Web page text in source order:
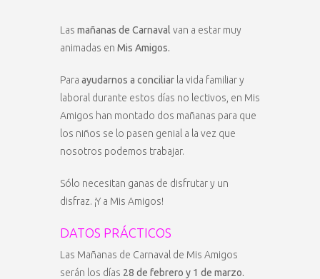
Las mañanas de Carnaval van a estar muy
animadas en Mis Amigos.
Para ayudarnos a conciliar la vida familiar y
laboral durante estos días no lectivos, en Mis
Amigos han montado dos mañanas para que
los niños se lo pasen genial a la vez que
nosotros podemos trabajar.
Sólo necesitan ganas de disfrutar y un
disfraz. ¡Y a Mis Amigos!
DATOS PRÁCTICOS
Las Mañanas de Carnaval de Mis Amigos
serán los días 28 de febrero y 1 de marzo.